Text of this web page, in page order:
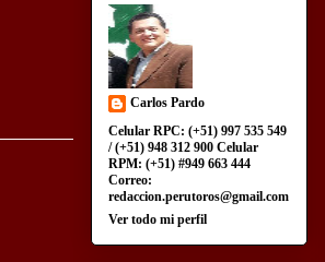
Carlos Pardo
Celular RPC: (+51) 997 535 549
/ (+51) 948 312 900 Celular
RPM: (+51) #949 663 444
Correo:
redaccion.perutoros@gmail.com
Ver todo mi perfil